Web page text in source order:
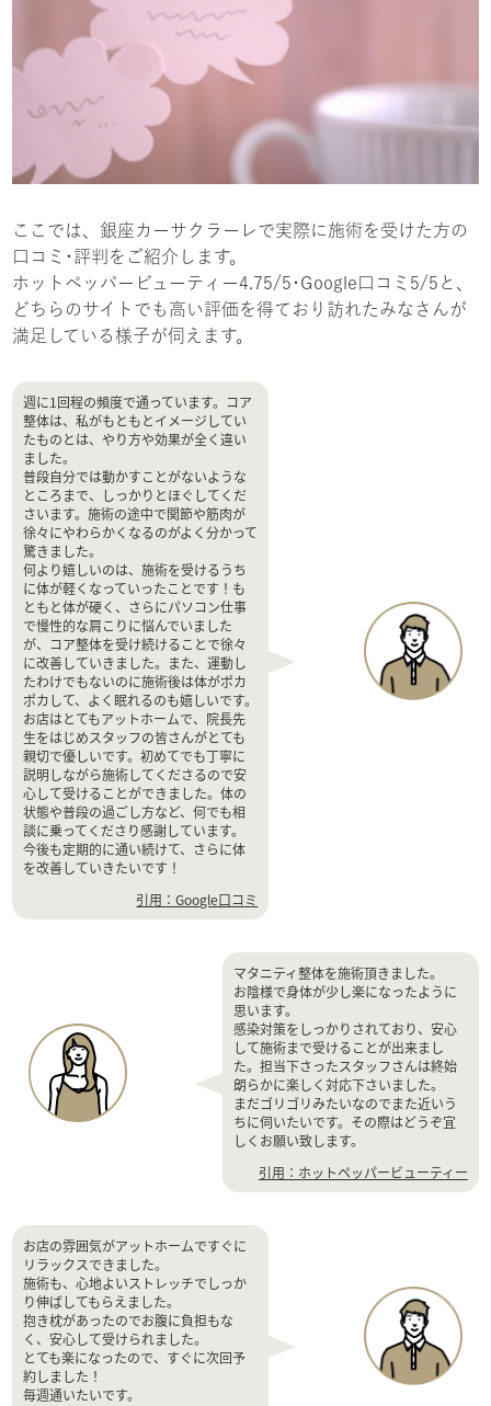
ここでは、銀座カーサクラーレで実際に施術を受けた方の
口コミ･評判をご紹介します。
ホットペッパービューティー4.75/5･Google口コミ5/5と、
どちらのサイトでも高い評価を得ており訪れたみなさんが
満足している様子が伺えます。
週に1回程の頻度で通っています。コア
整体は、私がもともとイメージしてい
たものとは、やり方や効果が全く違い
ました。
普段自分では動かすことがないような
ところまで、しっかりとほぐしてくだ
さいます。施術の途中で関節や筋肉が
徐々にやわらかくなるのがよく分かって
驚きました。
何より嬉しいのは、施術を受けるうち
に体が軽くなっていったことです！も
ともと体が硬く、さらにパソコン仕事
で慢性的な肩こりに悩んでいました
が、コア整体を受け続けることで徐々
に改善していきました。また、運動し
たわけでもないのに施術後は体がポカ
ポカして、よく眠れるのも嬉しいです。
お店はとてもアットホームで、院長先
生をはじめスタッフの皆さんがとても
親切で優しいです。初めてでも丁寧に
説明しながら施術してくださるので安
心して受けることができました。体の
状態や普段の過ごし方など、何でも相
談に乗ってくださり感謝しています。
今後も定期的に通い続けて、さらに体
を改善していきたいです！
引用：Google口コミ
マタニティ整体を施術頂きました。
お陰様で身体が少し楽になったように
思います。
感染対策をしっかりされており、安心
して施術まで受けることが出来まし
た。担当下さったスタッフさんは終始
朗らかに楽しく対応下さいました。
まだゴリゴリみたいなのでまた近いう
ちに伺いたいです。その際はどうぞ宜
しくお願い致します。
引用：ホットペッパービューティー
お店の雰囲気がアットホームですぐに
リラックスできました。
施術も、心地よいストレッチでしっか
り伸ばしてもらえました。
抱き枕があったのでお腹に負担もな
く、安心して受けられました。
とても楽になったので、すぐに次回予
約しました！
毎週通いたいです。